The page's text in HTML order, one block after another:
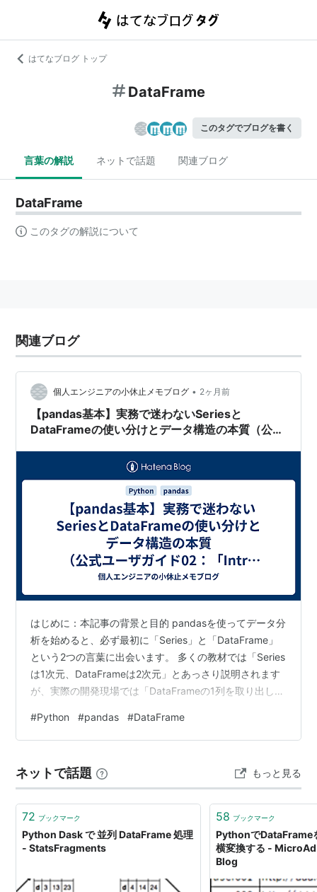
はてなブログ トップ
DataFrame
このタグでブログを書く
言葉の解説 ネットで話題 関連ブログ
DataFrame
このタグの解説について
関連ブログ
個人エンジニアの小休止メモブログ • 2ヶ月前
【pandas基本】実務で迷わないSeriesと
DataFrameの使い分けとデータ構造の本質（公式
はじめに：本記事の背景と目的 pandasを使ってデータ分
析を始めると、必ず最初に「Series」と「DataFrame」
という2つの言葉に出会います。 多くの教材では「Series
は1次元、DataFrameは2次元」とあっさり説明されます
が、実際の開発現場では「DataFrameの1列を取り出した
スの挙動がよくわからない」といった、データ構造の本
質を理解していないことによる大バグや詰まりポイント
to data structures」の厳密な構成をベースにしながら、
「実務で…
#Python #pandas #DataFrame
ネットで話題 もっと見る
72 ブックマーク
Python Dask で 並列 DataFrame 処理
- StatsFragments
58 ブックマーク
PythonでDataFrame
横変換する -
Blog